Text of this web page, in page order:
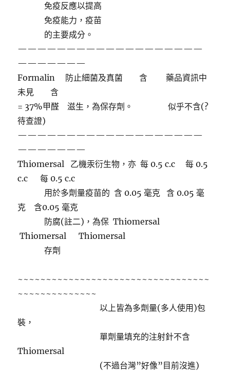
免疫反應以提高
免疫能力，疫苗
的主要成分。
———————————————————
———————
Formalin 防止細菌及真菌 含 藥品資訊中
未見 含
= 37%甲醛 滋生，為保存劑。 似乎不含(?
待查證)
———————————————————
———————
Thiomersal 乙機汞衍生物，亦 每 0.5 c.c 每 0.5
c.c 每 0.5 c.c
用於多劑量疫苗的 含 0.05 毫克 含 0.05 毫
克 含0.05 毫克
防腐(註二)，為保 Thiomersal
Thiomersal Thiomersal
存劑
~~~~~~~~~~~~~~~~~~~~~~~~~~~~~~~~~~
~~~~~~~~~~~~~~
以上皆為多劑量(多人使用)包
裝，
單劑量填充的注射針不含
Thiomersal
(不過台灣”好像”目前沒進)